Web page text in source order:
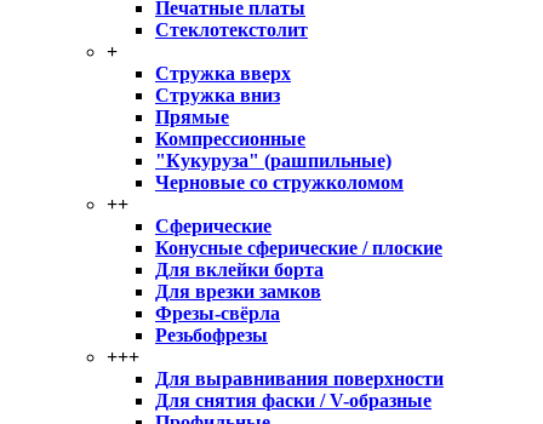
Печатные платы
Стеклотекстолит
+
Стружка вверх
Стружка вниз
Прямые
Компрессионные
"Кукуруза" (рашпильные)
Черновые со стружколомом
++
Сферические
Конусные сферические / плоские
Для вклейки борта
Для врезки замков
Фрезы-свёрла
Резьбофрезы
+++
Для выравнивания поверхности
Для снятия фаски / V-образные